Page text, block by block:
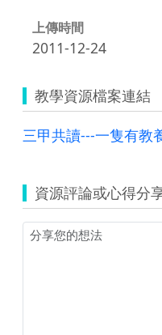
上傳時間
2011-12-24
教學資源檔案連結
三甲共讀---一隻有教
資源評論或心得分